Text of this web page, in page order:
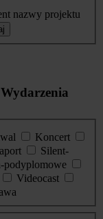
nazwy projektu
Koncert
Silent-
podyplomowe
Videocast